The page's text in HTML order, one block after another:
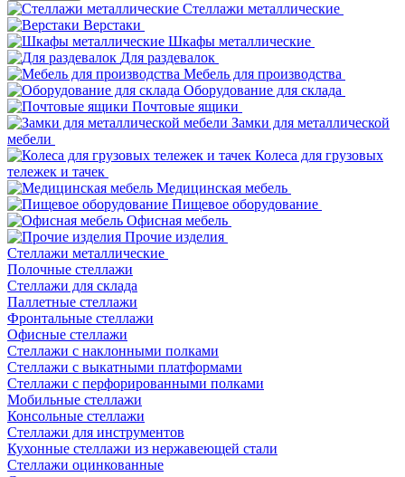
Стеллажи металлические
Верстаки
Шкафы металлические
Для раздевалок
Мебель для производства
Оборудование для склада
Почтовые ящики
Замки для металлической
мебели
Колеса для грузовых
тележек и тачек
Медицинская мебель
Пищевое оборудование
Офисная мебель
Прочие изделия
Стеллажи металлические
Полочные стеллажи
Стеллажи для склада
Паллетные стеллажи
Фронтальные стеллажи
Офисные стеллажи
Стеллажи с наклонными полками
Стеллажи с выкатными платформами
Стеллажи с перфорированными полками
Мобильные стеллажи
Консольные стеллажи
Стеллажи для инструментов
Кухонные стеллажи из нержавеющей стали
Стеллажи оцинкованные